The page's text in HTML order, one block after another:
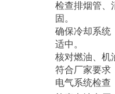
检查排烟管、
固。
确保冷却系统
适中。
核对燃油、机
符合厂家要求
电气系统检查